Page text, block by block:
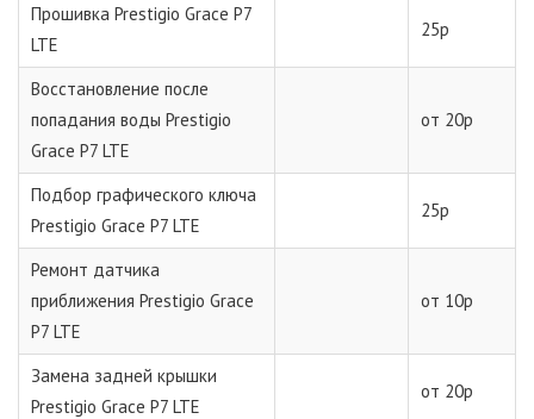
Прошивка Prestigio Grace P7
LTE
25р
Восстановление после
попадания воды Prestigio
Grace P7 LTE
от 20р
Подбор графического ключа
Prestigio Grace P7 LTE
25р
Ремонт датчика
приближения Prestigio Grace
P7 LTE
от 10р
Замена задней крышки
Prestigio Grace P7 LTE
от 20р